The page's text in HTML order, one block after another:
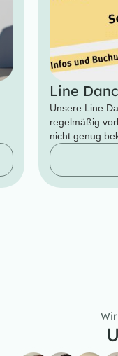
Line
Unsere Line
regelmäßig
nicht genug